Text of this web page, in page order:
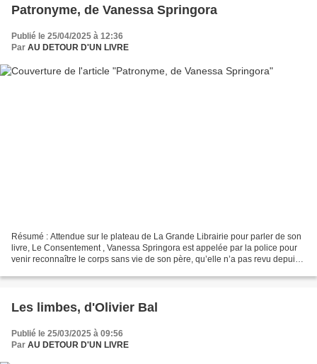
Patronyme, de Vanessa Springora
Publié le 25/04/2025 à 12:36
Par AU DETOUR D'UN LIVRE
Résumé : Attendue sur le plateau de La Grande Librairie pour parler de son
livre, Le Consentement , Vanessa Springora est appelée par la police pour
venir reconnaître le corps sans vie de son père, qu’elle n’a pas revu depuis
Les limbes, d'Olivier Bal
Publié le 25/03/2025 à 09:56
Par AU DETOUR D'UN LIVRE